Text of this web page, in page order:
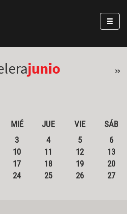
junio »
MIÉ JUE VIE
SÁB
3 4 5
6
10 11 12
13
17 18 19
20
24 25 26
27